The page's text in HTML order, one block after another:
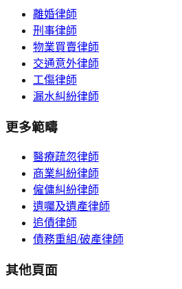
離婚律師
刑事律師
物業買賣律師
交通意外律師
工傷律師
漏水糾紛律師
更多範疇
醫療疏忽律師
商業糾紛律師
僱傭糾紛律師
遺囑及遺產律師
追債律師
債務重組/破產律師
其他頁面